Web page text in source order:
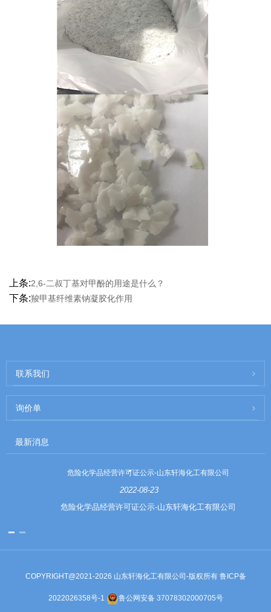
上条:2,6-二叔丁基对甲酚的用途是什么？
下条:羧甲基纤维素钠凝胶化作用
联系我们
询价单
最新消息
危险化学品经营许可证公示-山东轩海化工有限公司
2022-08-23
危险化学品经营许可证公示-山东轩海化工有限公司
COPYRIGHT@2021-2026 山东轩海化工有限公司-版权所有 鲁ICP备
2022026358号-1 鲁公网安备 37078302000705号